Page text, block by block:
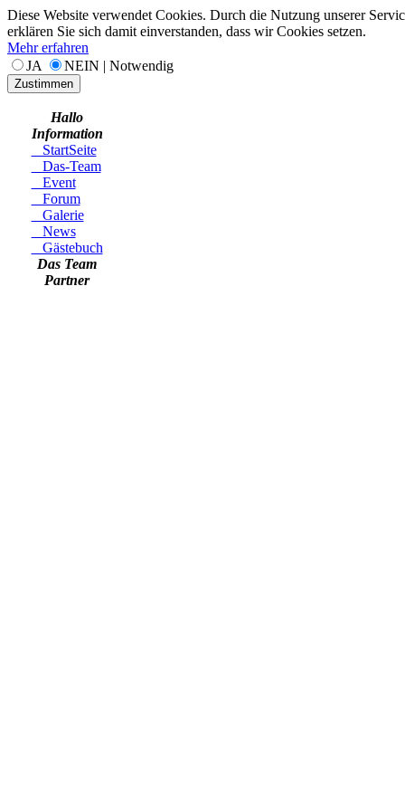
Diese Website verwendet Cookies. Durch die Nutzung unserer
erklären Sie sich damit einverstanden, dass wir Cookies setzen.
Mehr erfahren
JA
NEIN | Notwendig
Zustimmen
Hallo
Information
StartSeite
Das-Team
Event
Forum
Galerie
News
Gästebuch
Das Team
Partner